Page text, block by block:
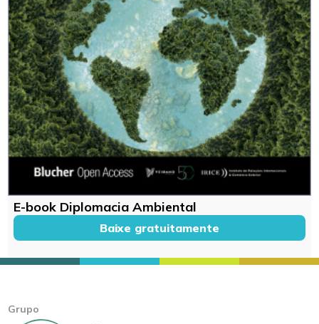
E-book Diplomacia Ambiental
Baixe gratuitamente
Grupo